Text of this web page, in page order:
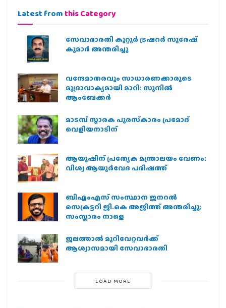
Latest from this Category
സേവാഭാരതി കുറ്റൂർ ട്രഷറർ സുരേഷ്
കുമാർ അന്തരിച്ചു
വന്ദേമാതരവും സാധാരണക്കാരുടെ
മുദ്രാവാക്യമായി മാറി: സുനിൽ
ആംബേക്കർ
മാടമ്പ് സ്മാരക പുരസ്‌കാരം പ്രമോദ്
വെളിയനാടിന്
ആയുഷിന് പ്രത്യേക മന്ത്രാലയം വേണം:
വിശ്വ ആയുര്‍വേദ പരിഷത്ത്
ബിഎംഎസ് സംസ്ഥാന ജനറൽ
സെക്രട്ടറി ജി.കെ അജിത്ത് അന്തരിച്ചു;
സംസ്കാരം നാളെ
ജലത്താല്‍ മുറിവേറ്റവര്‍ക്ക്
ആശ്വാസമായി സേവാഭാരതി
LOAD MORE